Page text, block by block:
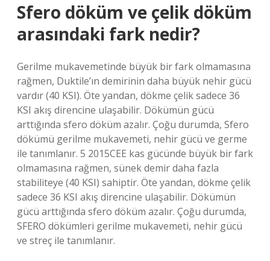
Sfero döküm ve çelik döküm
arasındaki fark nedir?
Gerilme mukavemetinde büyük bir fark olmamasına
rağmen, Duktile’ın demirinin daha büyük nehir gücü
vardır (40 KSI). Öte yandan, dökme çelik sadece 36
KSI akış direncine ulaşabilir. Dökümün gücü
arttığında sfero döküm azalır. Çoğu durumda, Sfero
dökümü gerilme mukavemeti, nehir gücü ve germe
ile tanımlanır. 5 2015CEE kas gücünde büyük bir fark
olmamasına rağmen, sünek demir daha fazla
stabiliteye (40 KSI) sahiptir. Öte yandan, dökme çelik
sadece 36 KSI akış direncine ulaşabilir. Dökümün
gücü arttığında sfero döküm azalır. Çoğu durumda,
SFERO dökümleri gerilme mukavemeti, nehir gücü
ve streç ile tanımlanır.